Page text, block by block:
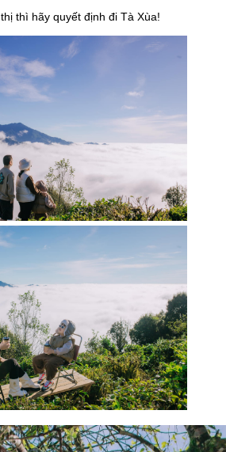
thì hãy quyết định đi Tà Xùa!